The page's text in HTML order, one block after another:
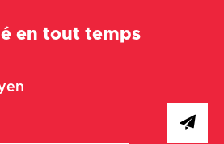
en tout temps